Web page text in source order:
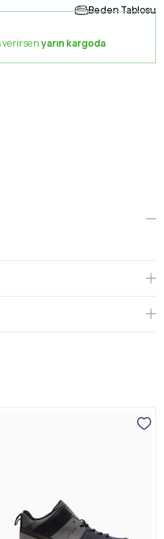
Beden Tablosu
verirsenyarın kargoda